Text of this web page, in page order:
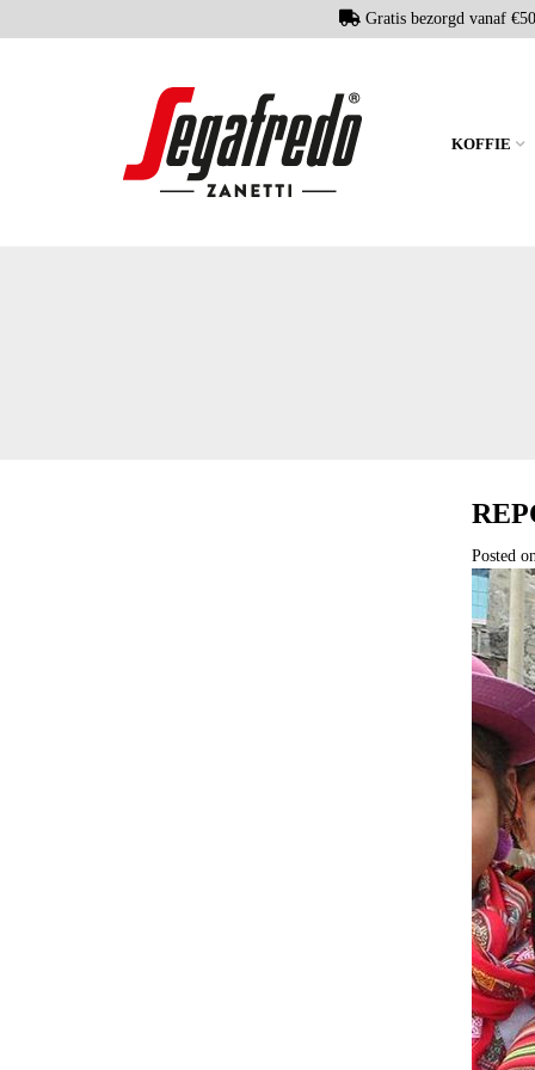
Gratis bezorgd vanaf
KOFFIE
Posted